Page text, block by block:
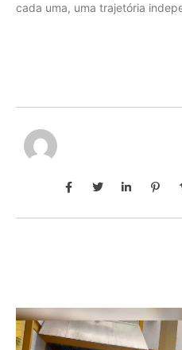
cada uma, uma trajetória